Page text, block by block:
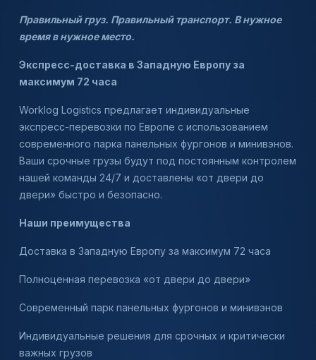
Правильный груз. Правильный транспорт. В нужное
время в нужное место.
Экспресс-доставка в Западную Европу за
максимум 72 часа
Worklog Logistics предлагает индивидуальные
экспресс-перевозки по Европе с использованием
современного парка панельных фургонов и минивэнов.
Ваши срочные грузы будут под постоянным контролем
нашей команды 24/7 и доставлены «от двери до
двери» быстро и безопасно.
Наши преимущества
Доставка в Западную Европу за максимум 72 часа
Полноценная перевозка «от двери до двери»
Современный парк панельных фургонов и минивэнов
Индивидуальные решения для срочных и критически
важных грузов